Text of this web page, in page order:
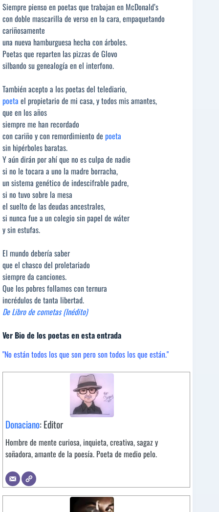
Siempre pienso en poetas que trabajan en McDonald’s
con doble mascarilla de verso en la cara, empaquetando
cariñosamente
una nueva hamburguesa hecha con árboles.
Poetas que reparten las pizzas de Glovo
silbando su genealogía en el interfono.
También acepto a los poetas del telediario,
poeta el propietario de mi casa, y todos mis amantes,
que en los años
siempre me han recordado
con cariño y con remordimiento de poeta
sin hipérboles baratas.
Y aún dirán por ahí que no es culpa de nadie
si no le tocara a uno la madre borracha,
un sistema genético de indescifrable padre,
si no tuvo sobre la mesa
el suelto de las deudas ancestrales,
si nunca fue a un colegio sin papel de wáter
y sin estufas.
El mundo debería saber
que el chasco del proletariado
siempre da canciones.
Que los pobres follamos con ternura
incrédulos de tanta libertad.
De Libro de cometas (Inédito)
Ver Bio de los poetas en esta entrada
"No están todos los que son pero son todos los que están."
Donaciano: Editor
Hombre de mente curiosa, inquieta, creativa, sagaz y
soñadora, amante de la poesía. Poeta de medio pelo.